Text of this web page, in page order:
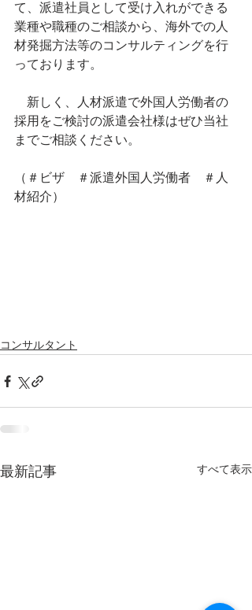
て、派遣社員として受け入れができる
業種や職種のご相談から、海外での人
材発掘方法等のコンサルティングを行
っております。
新しく、人材派遣で外国人労働者の
採用をご検討の派遣会社様はぜひ当社
までご相談ください。
（＃ビザ　＃派遣外国人労働者　＃人
材紹介）
コンサルタント
最新記事 すべて表示